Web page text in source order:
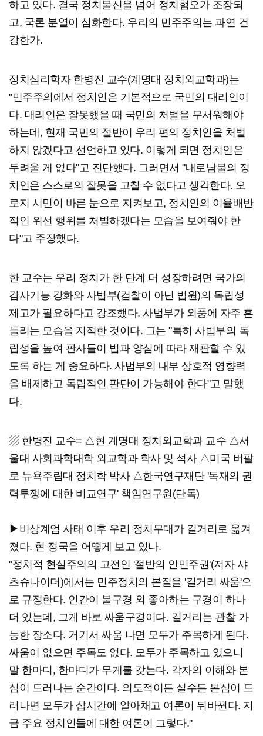
하고 있다. 결국 정치불신을 넘어 정치혐오가 조장되
고, 국론 분열이 심화한다. 우리의 민주주의는 과연 건
강한가.
정치심리학자 한병진 교수(계명대 정치외교학과)는
"민주주의에서 정치인은 기본적으로 국민의 대리인이
다. 대리인은 잘못했을 때 국민의 처벌을 무서워해야
하는데, 현재 국민의 절반이 우리 편의 정치인을 처벌
하지 않겠다고 선언하고 있다. 이렇게 되면 정치인은
두려울 게 없다"고 진단했다. 그러면서 "내로남불의 정
치인은 스스로의 잘못을 고칠 수 없다고 생각한다. 오
로지 시민이 바른 눈으로 지켜보고, 정치인의 이율배반
적인 위선 행위를 처벌하겠다는 모습을 보여줘야 한
다"고 주장했다.
한 교수는 우리 정치가 한 단계 더 성장하려면 국가의
감사기능 강화와 사법부(검찰이 아닌 법원)의 독립성
제고가 필요하다고 강조했다. 사법부가 외풍에 자주 흔
들리는 모습을 지적한 것이다. 그는 "특히 사법부의 독
립성을 높여 판사들이 법과 양심에 따라 재판할 수 있
도록 하는 게 중요하다. 사법부의 내부 상호적 영향력
을 배제하고 독립적인 판단이 가능해야 한다"고 말했
다.
▨ 한병진 교수= △현 계명대 정치외교학과 교수 △서
울대 사회과학대학 외교학과 학사 및 석사 △미국 버팔
로 뉴욕주립대 정치학 박사 △한국연구재단 '독재의 권
력투쟁에 대한 비교연구' 책임연구원(단독)
▶비상계엄 사태 이후 우리 정치무대가 길거리로 옮겨
졌다. 현 정국을 어떻게 보고 있나.
"정치적 현실주의의 고전인 '절반의 인민주권'(저자 샤
츠슈나이더)에서는 민주정치의 본질을 '길거리 싸움'으
로 규정한다. 인간이 불구경 외 좋아하는 구경이 하나
더 있는데, 그게 바로 싸움구경이다. 길거리는 관찰 가
능한 장소다. 거기서 싸움 나면 모두가 주목하게 된다.
싸움이 없으면 주목도 없다. 모두가 주목하고 있으니
말 한마디, 한마디가 무게를 갖는다. 각자의 이해와 본
심이 드러나는 순간이다. 의도적이든 실수든 본심이 드
러나면 모두가 삽시간에 알아채고 여론이 뒤바뀐다. 지
금 주요 정치인들에 대한 여론이 그렇다."